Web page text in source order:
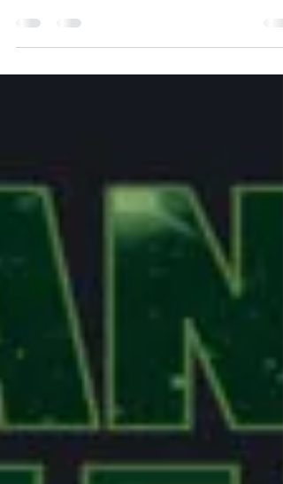
los primeros cinco números de la serie. Una de
las...